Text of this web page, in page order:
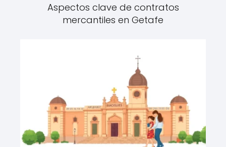
Aspectos clave de contratos
mercantiles en Getafe